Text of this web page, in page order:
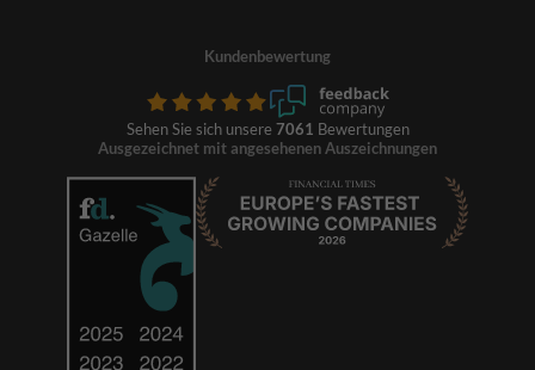
Kundenbewertung
Sehen Sie sich unsere 7061 Bewertungen
Ausgezeichnet mit angesehenen Auszeichnungen